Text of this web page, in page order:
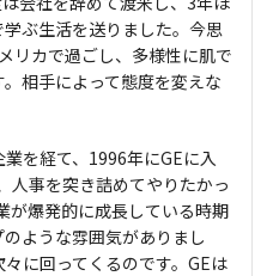
ぶ生活を送りました。今思
リカで過ごし、多様性に肌で
相手によって態度を変えな
を経て、1996年にGEに入
人事を突き詰めてやりたかっ
が爆発的に成長している時期
ような雰囲気がありまし
に回ってくるのです。GEは